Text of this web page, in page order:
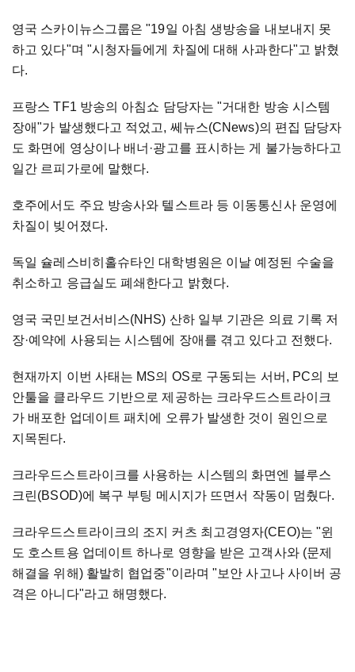
영국 스카이뉴스그룹은 "19일 아침 생방송을 내보내지 못
하고 있다"며 "시청자들에게 차질에 대해 사과한다"고 밝혔
다.
프랑스 TF1 방송의 아침쇼 담당자는 "거대한 방송 시스템
장애"가 발생했다고 적었고, 쎄뉴스(CNews)의 편집 담당자
도 화면에 영상이나 배너·광고를 표시하는 게 불가능하다고
일간 르피가로에 말했다.
호주에서도 주요 방송사와 텔스트라 등 이동통신사 운영에
차질이 빚어졌다.
독일 슐레스비히홀슈타인 대학병원은 이날 예정된 수술을
취소하고 응급실도 폐쇄한다고 밝혔다.
영국 국민보건서비스(NHS) 산하 일부 기관은 의료 기록 저
장·예약에 사용되는 시스템에 장애를 겪고 있다고 전했다.
현재까지 이번 사태는 MS의 OS로 구동되는 서버, PC의 보
안툴을 클라우드 기반으로 제공하는 크라우드스트라이크
가 배포한 업데이트 패치에 오류가 발생한 것이 원인으로
지목된다.
크라우드스트라이크를 사용하는 시스템의 화면엔 블루스
크린(BSOD)에 복구 부팅 메시지가 뜨면서 작동이 멈췄다.
크라우드스트라이크의 조지 커츠 최고경영자(CEO)는 "윈
도 호스트용 업데이트 하나로 영향을 받은 고객사와 (문제
해결을 위해) 활발히 협업중"이라며 "보안 사고나 사이버 공
격은 아니다"라고 해명했다.